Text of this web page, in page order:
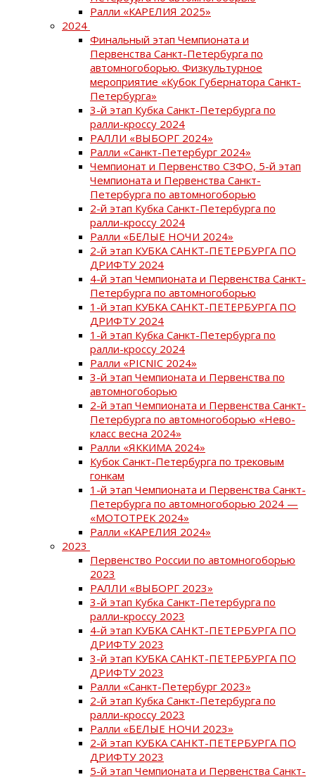
Ралли «КАРЕЛИЯ 2025»
2024
Финальный этап Чемпионата и
Первенства Санкт-Петербурга по
автомногоборью. Физкультурное
мероприятие «Кубок Губернатора Санкт-
Петербурга»
3-й этап Кубка Санкт-Петербурга по
ралли-кроссу 2024
РАЛЛИ «ВЫБОРГ 2024»
Ралли «Санкт-Петербург 2024»
Чемпионат и Первенство СЗФО, 5-й этап
Чемпионата и Первенства Санкт-
Петербурга по автомногоборью
2-й этап Кубка Санкт-Петербурга по
ралли-кроссу 2024
Ралли «БЕЛЫЕ НОЧИ 2024»
2-й этап КУБКА САНКТ-ПЕТЕРБУРГА ПО
ДРИФТУ 2024
4-й этап Чемпионата и Первенства Санкт-
Петербурга по автомногоборью
1-й этап КУБКА САНКТ-ПЕТЕРБУРГА ПО
ДРИФТУ 2024
1-й этап Кубка Санкт-Петербурга по
ралли-кроссу 2024
Ралли «PICNIC 2024»
3-й этап Чемпионата и Первенства по
автомногоборью
2-й этап Чемпионата и Первенства Санкт-
Петербурга по автомногоборью «Нево-
класс весна 2024»
Ралли «ЯККИМА 2024»
Кубок Санкт-Петербурга по трековым
гонкам
1-й этап Чемпионата и Первенства Санкт-
Петербурга по автомногоборью 2024 —
«МОТОТРЕК 2024»
Ралли «КАРЕЛИЯ 2024»
2023
Первенство России по автомногоборью
2023
РАЛЛИ «ВЫБОРГ 2023»
3-й этап Кубка Санкт-Петербурга по
ралли-кроссу 2023
4-й этап КУБКА САНКТ-ПЕТЕРБУРГА ПО
ДРИФТУ 2023
3-й этап КУБКА САНКТ-ПЕТЕРБУРГА ПО
ДРИФТУ 2023
Ралли «Санкт-Петербург 2023»
2-й этап Кубка Санкт-Петербурга по
ралли-кроссу 2023
Ралли «БЕЛЫЕ НОЧИ 2023»
2-й этап КУБКА САНКТ-ПЕТЕРБУРГА ПО
ДРИФТУ 2023
5-й этап Чемпионата и Первенства Санкт-